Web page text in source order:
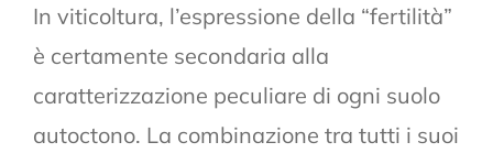
In viticoltura, l’espressione della “fertilità”
è certamente secondaria alla
caratterizzazione peculiare di ogni suolo
autoctono. La combinazione tra tutti i suoi